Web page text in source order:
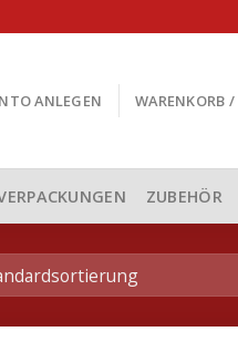
ANLEGEN WARENKORB /
ZUBEHÖR